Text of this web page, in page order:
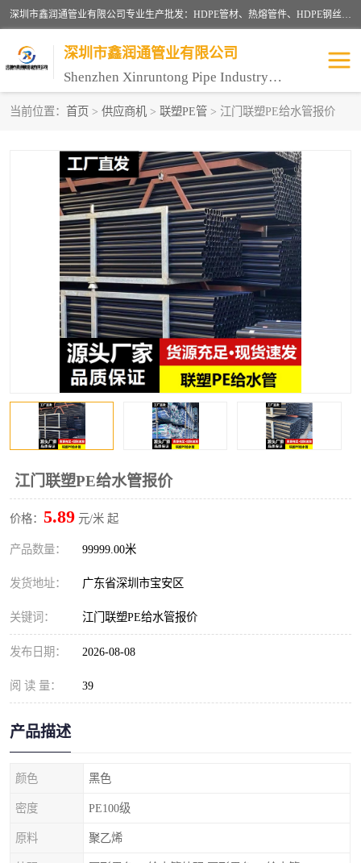
深圳市鑫润通管业有限公司专业生产批发：HDPE管材、热熔管件、HDPE钢丝骨架管、电熔管件、HDPE双壁波纹管、MPP电力管、井盖、PVC管材管件、PPR管材管件等；公司自创建以来，始终秉承“团结、务实、创新、守信”的服务宗旨，凭借专业的服务以及多年的勤奋拼搏，发展成为一家专业销售各种管材管件，绝缘电工套管及配件等系列产品的贸易公司。
深圳市鑫润通管业有限公司
Shenzhen Xinruntong Pipe Industry Co., Ltd
当前位置： 首页 > 供应商机 > 联塑PE管 > 江门联塑PE给水管报价
江门联塑PE给水管报价
价格： 5.89 元/米 起
产品数量： 99999.00米
发货地址： 广东省深圳市宝安区
关键词： 江门联塑PE给水管报价
发布日期： 2026-08-08
阅 读 量： 39
产品描述
颜色 黑色
密度 PE100级
原料 聚乙烯
HDPE双壁波纹管 HDPE电力通讯管
UPVC电力通讯管 MPP电力通信管
联塑PVC管 联塑PPR管
联塑PE管 联塑家装红蓝线管